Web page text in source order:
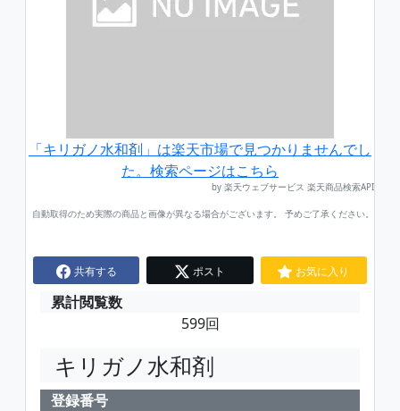
「キリガノ水和剤」は楽天市場で見つかりませんでし
た。検索ページはこちら
by 楽天ウェブサービス 楽天商品検索API
自動取得のため実際の商品と画像が異なる場合がございます。 予めご了承ください。
共有する ポスト お気に入り
累計閲覧数
599回
キリガノ水和剤
登録番号